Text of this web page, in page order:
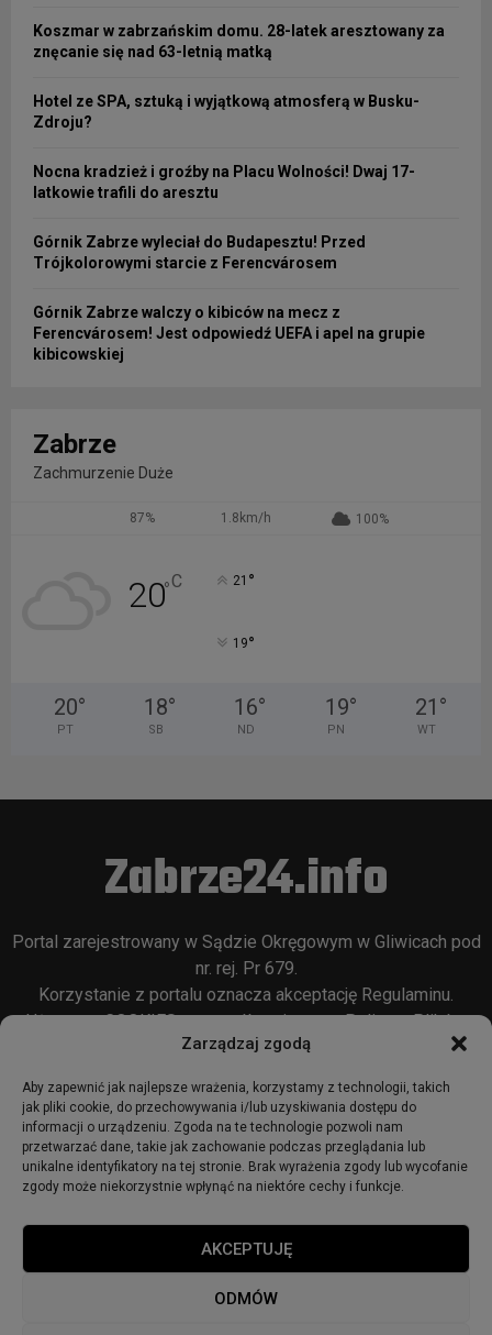
Zarządzaj zgodą
Aby zapewnić jak najlepsze wrażenia, korzystamy z technologii, takich
jak pliki cookie, do przechowywania i/lub uzyskiwania dostępu do
informacji o urządzeniu. Zgoda na te technologie pozwoli nam
przetwarzać dane, takie jak zachowanie podczas przeglądania lub
unikalne identyfikatory na tej stronie. Brak wyrażenia zgody lub wycofanie
zgody może niekorzystnie wpłynąć na niektóre cechy i funkcje.
AKCEPTUJĘ
ODMÓW
Koszmar w zabrzańskim domu. 28-latek aresztowany za
znęcanie się nad 63-letnią matką
Hotel ze SPA, sztuką i wyjątkową atmosferą w Busku-
Zdroju?
Nocna kradzież i groźby na Placu Wolności! Dwaj 17-
latkowie trafili do aresztu
Górnik Zabrze wyleciał do Budapesztu! Przed
Trójkolorowymi starcie z Ferencvárosem
Górnik Zabrze walczy o kibiców na mecz z
Ferencvárosem! Jest odpowiedź UEFA i apel na grupie
kibicowskiej
Zabrze
Zachmurzenie Duże
87% 1.8km/h 100%
20°C 21 °
19°
20°
PT
18°
SB
16°
ND
19°
PN
21 °
WT
Zabrze24.info
Portal zarejestrowany w Sądzie Okręgowym w Gliwicach pod
nr. rej. Pr 679.
Korzystanie z portalu oznacza akceptację Regulaminu.
Używamy COOKIES w sposób opisany wPolityce Plików
Cookie
© 2018 - zabrze24.info.
Polityka Prywatności
Polityka cookies